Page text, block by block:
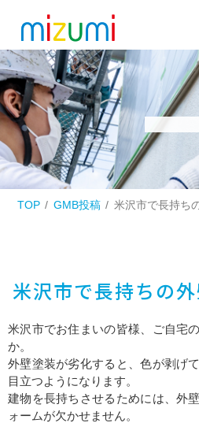
TOP GMB投稿 米沢市で長持ち
米沢市で長持ちの
米沢市でお住まいの皆様、ご自宅
か。
外壁塗装が劣化すると、色が剥げ
目立つようになります。
建物を長持ちさせるためには、外
ォームが欠かせません。